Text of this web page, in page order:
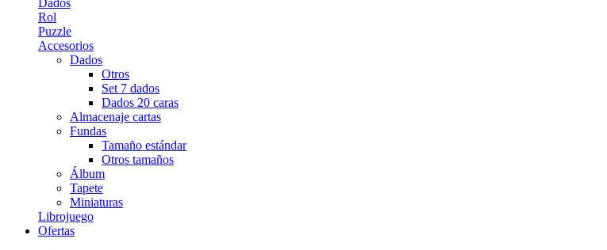
Dados
Rol
Puzzle
Accesorios
Dados
Otros
Set 7 dados
Dados 20 caras
Almacenaje cartas
Fundas
Tamaño estándar
Otros tamaños
Álbum
Tapete
Miniaturas
Librojuego
Ofertas